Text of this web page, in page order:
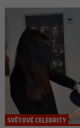
SVĚTOVÉ CELEBRITY